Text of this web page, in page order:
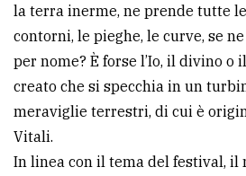
la terra inerme, ne prende tutte
contorni, le pieghe, le curve, se
per nome? È forse l’Io, il divino o
creato che si specchia in un
meraviglie terrestri, di cui è
Vitali.
In linea con il tema del festival, il